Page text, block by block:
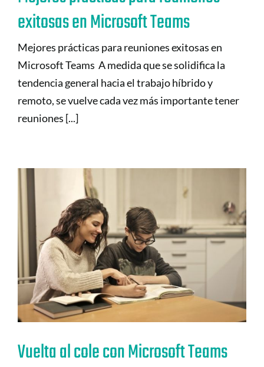
exitosas en Microsoft Teams
Mejores prácticas para reuniones exitosas en
Microsoft Teams A medida que se solidifica la
tendencia general hacia el trabajo híbrido y
remoto, se vuelve cada vez más importante tener
reuniones [...]
Vuelta al cole con Microsoft Teams